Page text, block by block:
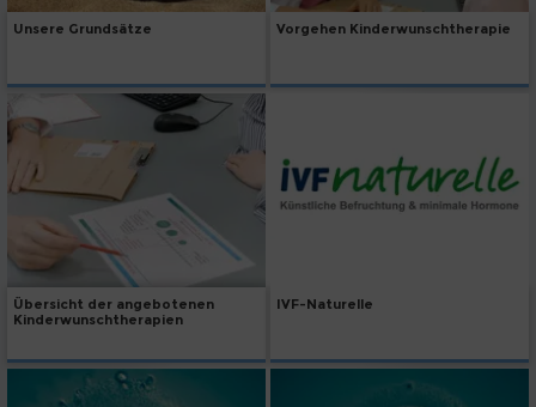
Unsere Grundsätze Vorgehen Kinderwunschtherapie
Übersicht der angebotenen
Kinderwunschtherapien
IVF-Naturelle